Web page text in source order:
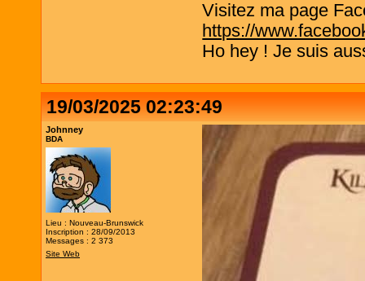
Visitez ma page
https://
Ho hey ! Je suis
19/03/2025 02:23:49
Johnney
BDA
Lieu : Nouveau-Brunswick
Inscription : 28/09/2013
Messages : 2 373
Site Web